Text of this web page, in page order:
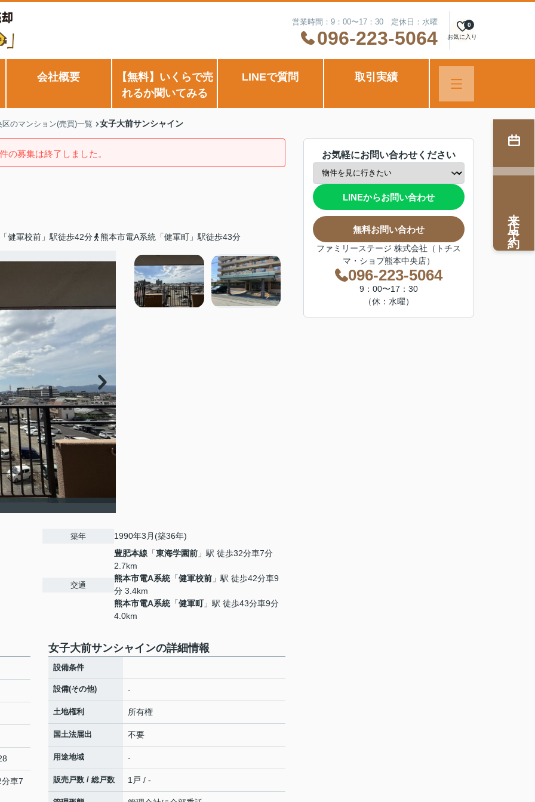
営業時間：9：00〜17：30 定休日：水曜
096-223-5064 お気に入り
0
会社概要
【無料】いくらで売
れるか聞いてみる
LINEで質問 取引実績
のマンション(売買)一覧 女子大前サンシャイン
の募集は終了しました。
健軍校前」駅徒歩42分 熊本市電A系統「健軍町」駅徒歩43分
築年 1990年3月(築36年)
交通
豊肥本線 「東海学園前 」駅 徒歩32分車7分
2.7km
熊本市電A系統「健軍校前 」駅 徒歩42分車9
分 3.4km
熊本市電A系統「健軍町」駅 徒歩43分車9分
4.0km
車7
女子大前サンシャインの詳細情報
設備条件
設備(その他) -
土地権利 所有権
国土法届出 不要
用途地域 -
販売戸数 / 総戸数 1戸 / -
お気軽にお問い合わせください
LINEからお問い合わせ
無料お問い合わせ
ファミリーステージ 株式会社（トチス
マ・ショプ熊本中央店）
096-223-5064
9：00〜17：30
（休：水曜）
来店予約